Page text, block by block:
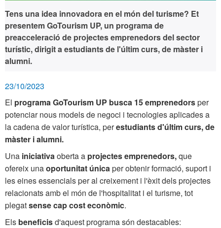
Tens una idea innovadora en el món del turisme? Et
presentemGoTourism UP, un programa de
preacceleració de projectes emprenedorsdel sector
turístic,dirigit a estudiants de l'últim curs, de màster i
alumni.
23/10/2023
El programa GoTourism UP busca 15 emprenedorsper
potenciar nous models de negoci i tecnologies aplicades a
la cadena de valor turística, perestudiants d'últim curs, de
màster i alumni.
Una iniciativaoberta a projectes emprenedors,que
ofereix unaoportunitat únicaper obtenir formació, suport i
les eines essencials per al creixement i l'èxit dels projectes
relacionats amb el món de l'hospitalitat i el turisme, tot
plegatsense cap cost econòmic.
Els beneficisd'aquest programa són destacables: